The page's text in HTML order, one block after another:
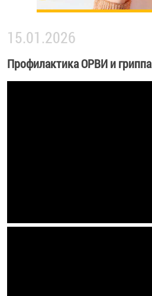
15.01.2026
Профилактика ОРВИ и гриппа